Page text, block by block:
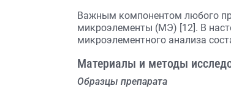
Важным компонентом любого
микроэлементы (МЭ) [12]. В
микроэлементного анализа
Материалы и методы
Образцы препарата